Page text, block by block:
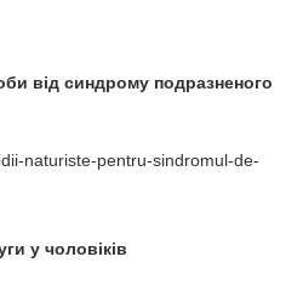
від синдрому подразненого
naturiste-pentru-sindromul-de-
у чоловіків